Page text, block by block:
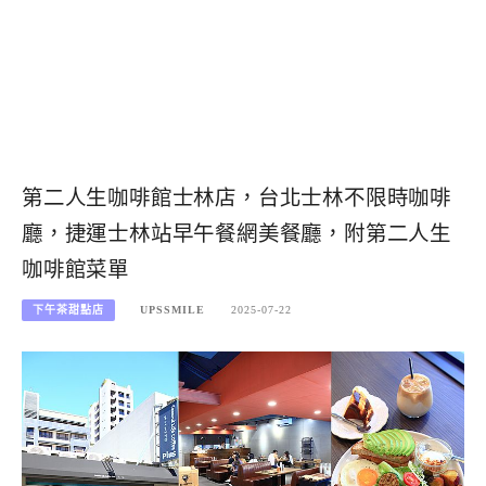
第二人生咖啡館士林店，台北士林不限時咖啡
廳，捷運士林站早午餐網美餐廳，附第二人生
咖啡館菜單
下午茶甜點店 UPSSMILE 2025-07-22